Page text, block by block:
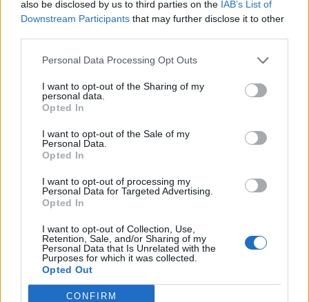
also be disclosed by us to third parties on the IAB’s List of
Downstream Participants that may further disclose it to other
Personal Data Processing Opt Outs
I want to opt-out of the Sharing of my
personal data.
Opted In
I want to opt-out of the Sale of my
Personal Data.
Opted In
I want to opt-out of processing my
Personal Data for Targeted Advertising.
Opted In
I want to opt-out of Collection, Use,
Retention, Sale, and/or Sharing of my
Personal Data that Is Unrelated with the
Purposes for which it was collected.
Opted Out
CONFIRM
Classic
Andamento FantaValore di Mercato
61
FVM attuale 61 MIN